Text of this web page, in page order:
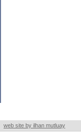
web site by ilhan mutluay